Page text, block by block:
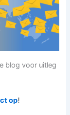
blog voor uitleg
op!